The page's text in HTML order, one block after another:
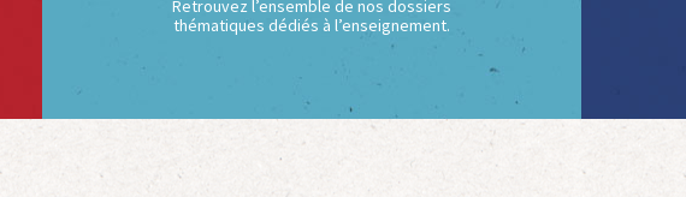
Retrouvez l’ensemble de nos dossiers
thématiques dédiés à l’enseignement.